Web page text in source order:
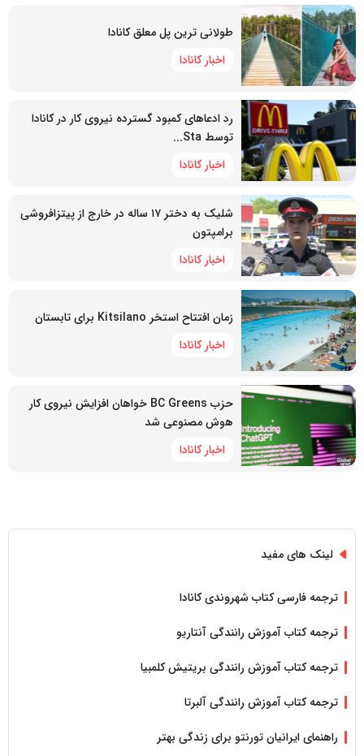
طولانی ترین پل معلق کانادا
اخبار کانادا
رد ادعاهای کمبود گسترده نیروی کار در کانادا
توسط Sta...
اخبار کانادا
شلیک به دختر ۱۷ ساله در خارج از پیتزافروشی
برامپتون
اخبار کانادا
زمان افتتاح استخر Kitsilano برای تابستان
اخبار کانادا
حزب BC Greens خواهان افزایش نیروی کار
هوش مصنوعی شد
اخبار کانادا
لینک های مفید
ترجمه فارسی کتاب شهروندی کانادا
ترجمه کتاب آموزش رانندگی آنتاریو
ترجمه کتاب آموزش رانندگی بریتیش کلمبیا
ترجمه کتاب آموزش رانندگی آلبرتا
راهنمای ایرانیان تورنتو برای زندگی بهتر